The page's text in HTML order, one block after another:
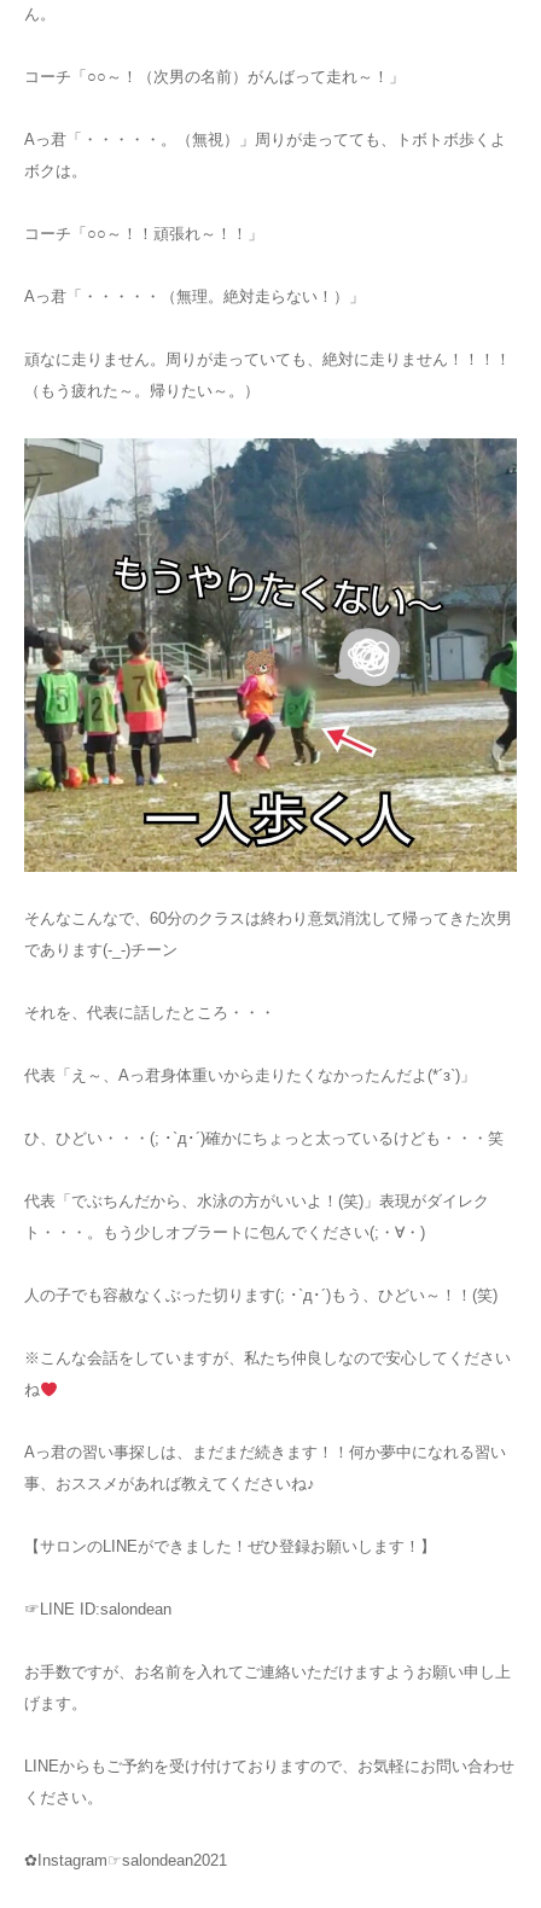
ん。
コーチ「○○～！（次男の名前）がんばって走れ～！」
Aっ君「・・・・・。（無視）」周りが走ってても、トボトボ歩くよ
ボクは。
コーチ「○○～！！頑張れ～！！」
Aっ君「・・・・・（無理。絶対走らない！）」
頑なに走りません。周りが走っていても、絶対に走りません！！！！
（もう疲れた～。帰りたい～。）
そんなこんなで、60分のクラスは終わり意気消沈して帰ってきた次男
であります(-_-)チーン
それを、代表に話したところ・・・
代表「え～、Aっ君身体重いから走りたくなかったんだよ(*´з`)」
ひ、ひどい・・・(; ･`д･´)確かにちょっと太っているけども・・・笑
代表「でぶちんだから、水泳の方がいいよ！(笑)」表現がダイレク
ト・・・。もう少しオブラートに包んでください(;・∀・)
人の子でも容赦なくぶった切ります(; ･`д･´)もう、ひどい～！！(笑)
※こんな会話をしていますが、私たち仲良しなので安心してください
ね
Aっ君の習い事探しは、まだまだ続きます！！何か夢中になれる習い
事、おススメがあれば教えてくださいね♪
【サロンのLINEができました！ぜひ登録お願いします！】
☞LINE ID:salondean
お手数ですが、お名前を入れてご連絡いただけますようお願い申し上
げます。
LINEからもご予約を受け付けておりますので、お気軽にお問い合わせ
ください。
✿Instagram☞salondean2021